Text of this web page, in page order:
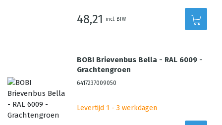
48,21 incl. BTW
BOBI Brievenbus Bella - RAL 6009 -
Grachtengroen
6417237009050
Levertijd 1 - 3 werkdagen